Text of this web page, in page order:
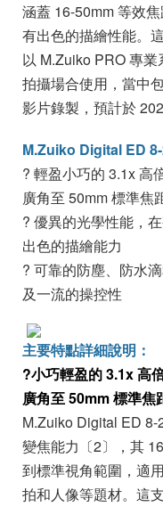
涵蓋 16-50mm 等效
有出色的描繪性能。
以 M.Zuiko PRO 專
拍攝場合使用，當中
影片錄製，預計於
M.Zuiko Digital ED
? 輕盈小巧的 3.1x 高
廣角至 50mm 標準焦
? 優異的光學性能，
出色的描繪能力
? 可靠的防塵、防水
及一流的操控性
主要特點詳細說明：
?小巧輕盈的 3.1x 高
廣角至 50mm 標準焦
M.Zuiko Digital ED
變焦能力〔2〕，其
到標準視角範圍，適
拍和人像等題材。這